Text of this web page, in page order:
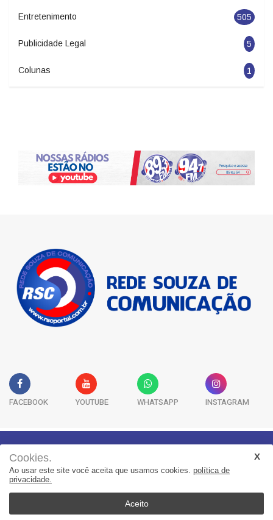
Entretenimento 505
Publicidade Legal 5
Colunas 1
FACEBOOK YOUTUBE WHATSAPP INSTAGRAM
Geral Saúde Segurança Política
Esportes
Entretenimento
Cookies.
Ao usar este site você aceita que usamos cookies. política de
privacidade.
Aceito